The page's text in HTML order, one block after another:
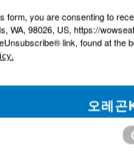
form, you are consenting to
WA, 98026, US, https://
link, found at the
오레곤